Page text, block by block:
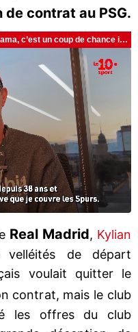
contrat au PSG.
Real Madrid, Kylian
de départ
voulait quitter le
contrat, mais le club
les offres du club